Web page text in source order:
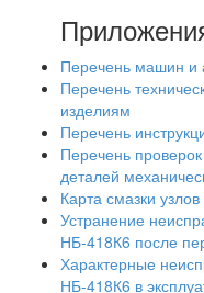
Перечень машин и
Перечень
изделиям
Перечень
Перечень проверок
деталей
Карта смазки
Устранение
НБ-418К6 после
Характерные
НБ-418К6 в